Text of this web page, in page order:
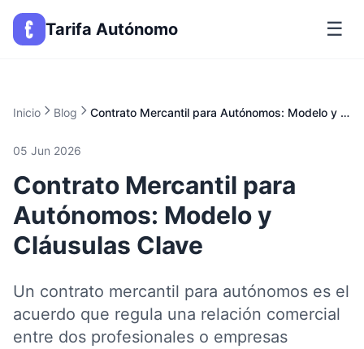
Tarifa Autónomo ☰
Inicio Blog Contrato Mercantil para Autónomos: Modelo y Cláusulas Clave
05 Jun 2026
Contrato Mercantil para
Autónomos: Modelo y
Cláusulas Clave
Un contrato mercantil para autónomos es el
acuerdo que regula una relación comercial
entre dos profesionales o empresas